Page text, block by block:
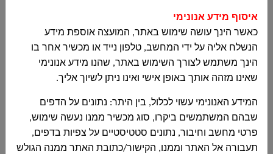
تقرير مالي
2018-12-31
اضغطوا هنا
تقرير مالي الربع اضغطوا هنا
ميزانية المجلس
المحلي 2019
اضغطوا هنا
איסוף מידע אנונימי
כאשר הינך עושה שימוש באתר, המועצה אוספת מידע
הנשלח אליה על ידי המחשב, טלפון נייד או מכשיר אחר בו
הינך משתמש לצורך השימוש באתר, שהנו מידע אנונימי
שאינו מזהה אותך באופן אישי ואינו ניתן לשיוך אליך.
המידע האנונימי עשוי לכלול, בין היתר: נתונים על הדפים
שבהם המשתמשים ביקרו, סוג מכשיר ממנו נעשה שימוש,
פרטי מחשב וחיבור, נתונים סטטיסטיים על צפיות בדפים,
תעבורה אל האתר וממנו, הקישור/כתובת האתר ממנה הגולש